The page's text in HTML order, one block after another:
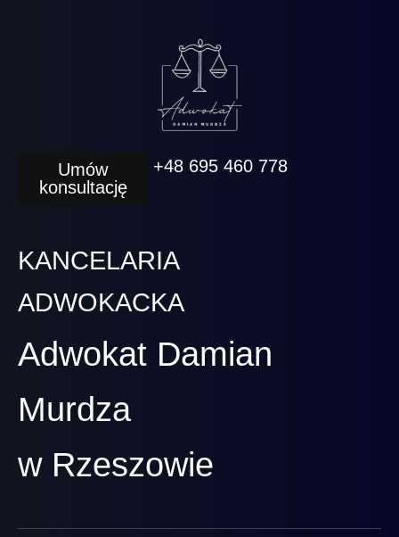
Umów
konsultację
+48 695 460 778
KANCELARIA
ADWOKACKA
Adwokat Damian
Murdza
w Rzeszowie